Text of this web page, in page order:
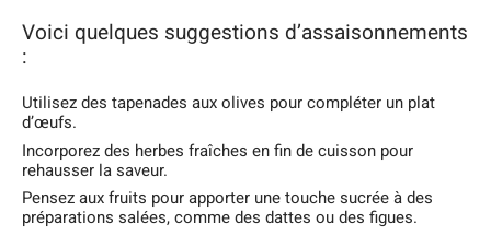
Voici quelques suggestions d’assaisonnements
:
Utilisez des tapenades aux olives pour compléter un plat
d’œufs.
Incorporez des herbes fraîches en fin de cuisson pour
rehausser la saveur.
Pensez aux fruits pour apporter une touche sucrée à des
préparations salées, comme des dattes ou des figues.